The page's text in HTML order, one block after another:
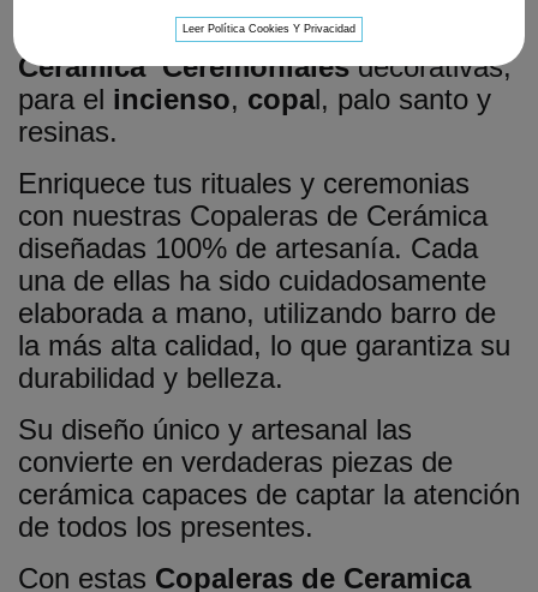
Leer Política Cookies Y Privacidad
Disfruta de estasCopaleras de
Ceramica Ceremonialesdecorativas,
para el incienso, copal, palo santo y
resinas.
Enriquece tus rituales y ceremonias
con nuestras Copaleras de Cerámica
diseñadas 100% de artesanía. Cada
una de ellas ha sido cuidadosamente
elaborada a mano, utilizando barro de
la más alta calidad, lo que garantiza su
durabilidad y belleza.
Su diseño único y artesanal las
convierte en verdaderas piezas de
cerámica capaces de captar la atención
de todos los presentes.
Con estas Copaleras de Ceramica